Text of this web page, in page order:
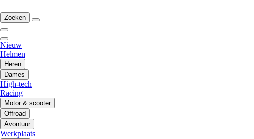
Zoeken
Nieuw
Helmen
Heren
Dames
High-tech
Racing
Motor & scooter
Offroad
Avontuur
Werkplaats